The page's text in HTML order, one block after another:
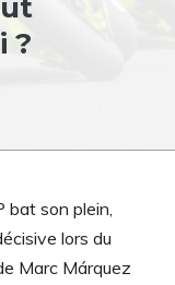
?
bat son plein,
lors du
Marc Márquez